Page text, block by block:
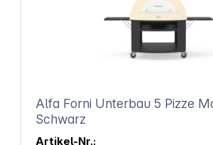
Korrosionsbeständigkeit Kompatibel mit Alfa Forni
Pizzaöfen und allen Alfa Quick- und
Alfa Forni Unterbau 5 Pizze Moderno
Schwarz
Artikel-Nr.: